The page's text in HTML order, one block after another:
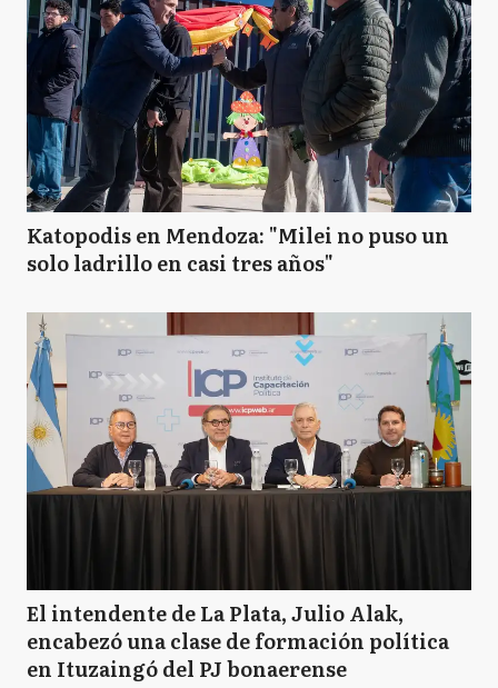
Katopodis en Mendoza: "Milei no puso un
solo ladrillo en casi tres años"
El intendente de La Plata, Julio Alak,
encabezó una clase de formación política
en Ituzaingó del PJ bonaerense